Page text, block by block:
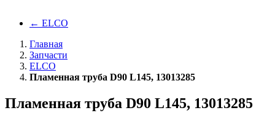
← ELCO
Главная
Запчасти
ELCO
Пламенная труба D90 L145, 13013285
Пламенная труба D90 L145, 13013285